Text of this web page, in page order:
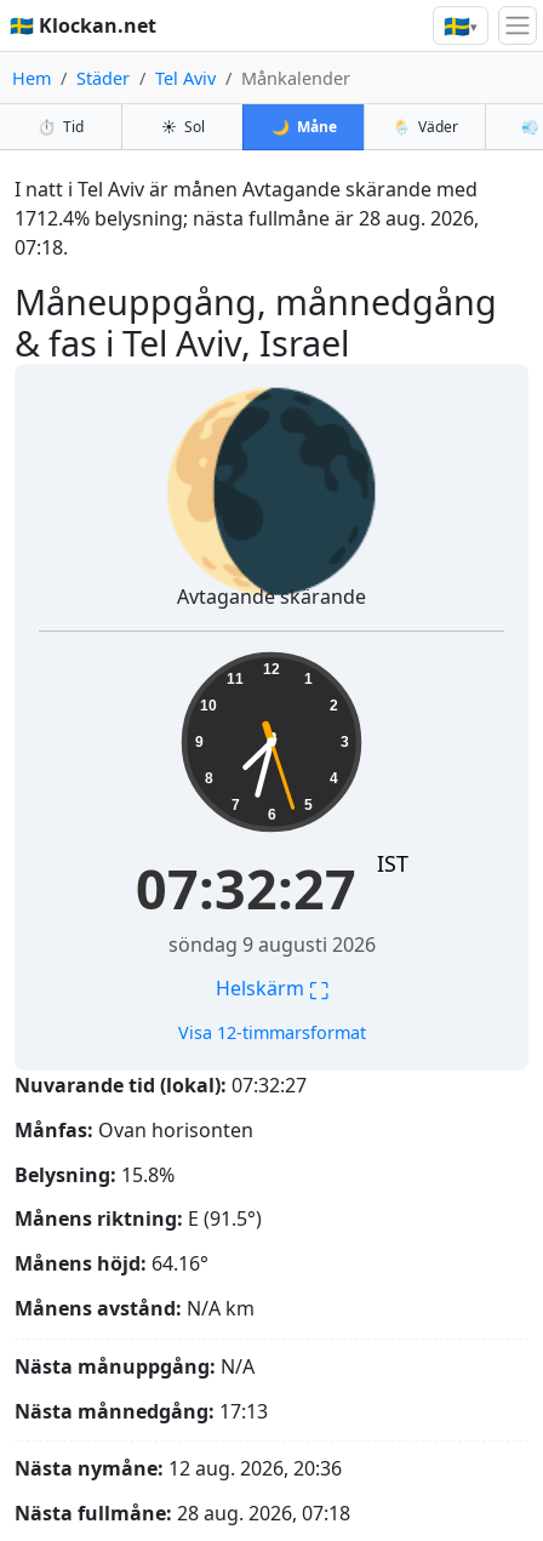
🇸🇪 Klockan.net 🇸🇪▾
Hem Städer Tel Aviv Månkalender
⏱️ Tid ☀️ Sol 🌙 Måne 🌦️ Väder 💨
Måneuppgång, månnedgång
& fas i Tel Aviv, Israel
I natt i Tel Aviv är månen Avtagande skärande med
1712.4% belysning; nästa fullmåne är 28 aug. 2026,
07:18.
🌘
Avtagande skärande
12
1
2
3
4
5
6
7
8
9
10
11
07:32:28 IST
söndag 9 augusti 2026
Helskärm ⛶
Visa 12-timmarsformat
Nuvarande tid (lokal): 07:32:28
Månfas: Ovan horisonten
Belysning: 15.8%
Månens riktning: E (91.5°)
Månens höjd: 64.16°
Månens avstånd: N/A km
Nästa månuppgång: N/A
Nästa månnedgång: 17:13
Nästa nymåne: 12 aug. 2026, 20:36
Nästa fullmåne: 28 aug. 2026, 07:18